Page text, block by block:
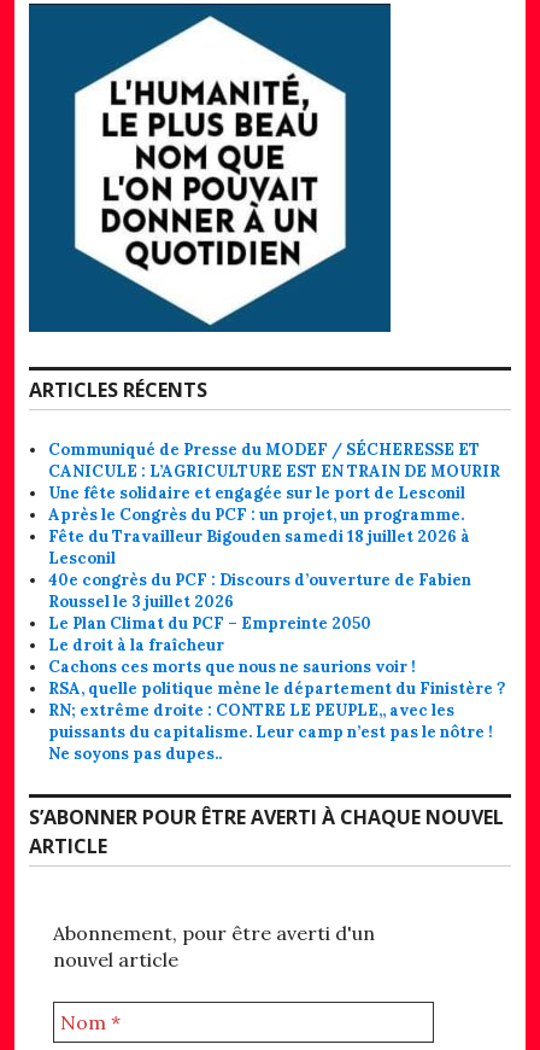
ARTICLES RÉCENTS
Communiqué de Presse du MODEF / SÉCHERESSE ET
CANICULE : L’AGRICULTURE EST EN TRAIN DE MOURIR
Une fête solidaire et engagée sur le port de Lesconil
Après le Congrès du PCF : un projet, un programme.
Fête du Travailleur Bigouden samedi 18 juillet 2026 à
Lesconil
40e congrès du PCF : Discours d’ouverture de Fabien
Roussel le 3 juillet 2026
Le Plan Climat du PCF – Empreinte 2050
Le droit à la fraîcheur
Cachons ces morts que nous ne saurions voir !
RSA, quelle politique mène le département du Finistère ?
RN; extrême droite : CONTRE LE PEUPLE,, avec les
puissants du capitalisme. Leur camp n’est pas le nôtre !
Ne soyons pas dupes..
S’ABONNER POUR ÊTRE AVERTI À CHAQUE NOUVEL
ARTICLE
Abonnement, pour être averti d'un
nouvel article